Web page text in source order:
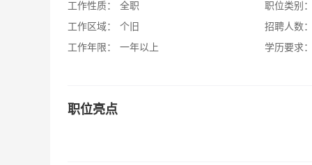
工作性质：
全职
工作区域：
个旧
工作年限：
一年以上
职位类别
招聘人数
学历要求
职位亮点